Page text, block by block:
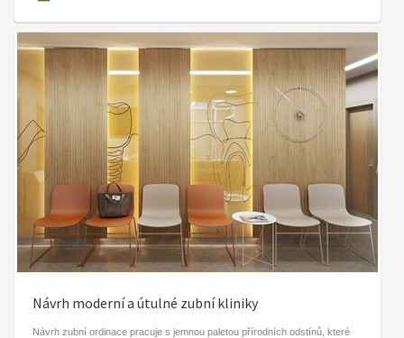
Návrh moderní a útulné zubní kliniky
Návrh zubní ordinace pracuje s jemnou paletou přírodních odstínů, které